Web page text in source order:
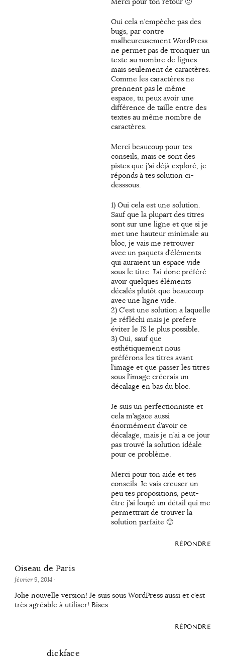
Oui cela n’empèche pas des
bugs, par contre
malheureusement WordPress
ne permet pas de tronquer un
texte au nombre de lignes
mais seulement de caractères.
Comme les caractères ne
prennent pas le même
espace, tu peux avoir une
différence de taille entre des
textes au même nombre de
caractères.
Merci beaucoup pour tes
conseils, mais ce sont des
pistes que j’ai déjà exploré, je
réponds à tes solution ci-
desssous.
1) Oui cela est une solution.
Sauf que la plupart des titres
sont sur une ligne et que si je
met une hauteur minimale au
bloc, je vais me retrouver
avec un paquets d’éléments
qui auraient un espace vide
sous le titre. J’ai donc préféré
avoir quelques éléments
décalés plutôt que beaucoup
avec une ligne vide.
2) C’est une solution a laquelle
je réfléchi mais je prefere
éviter le JS le plus possible.
3) Oui, sauf que
esthétiquement nous
préférons les titres avant
l’image et que passer les titres
sous l’image créerais un
décalage en bas du bloc.
Je suis un perfectionniste et
cela m’agace aussi
énormément d’avoir ce
décalage, mais je n’ai a ce jour
pas trouvé la solution idéale
pour ce problème.
Merci pour ton aide et tes
conseils. Je vais creuser un
peu tes propositions, peut-
être j’ai loupé un détail qui me
permettrait de trouver la
solution parfaite 🙂
RÉPONDRE
Oiseau de Paris
février 9, 2014·
Jolie nouvelle version! Je suis sous WordPress aussi et c’est
très agréable à utiliser! Bises
RÉPONDRE
dickface